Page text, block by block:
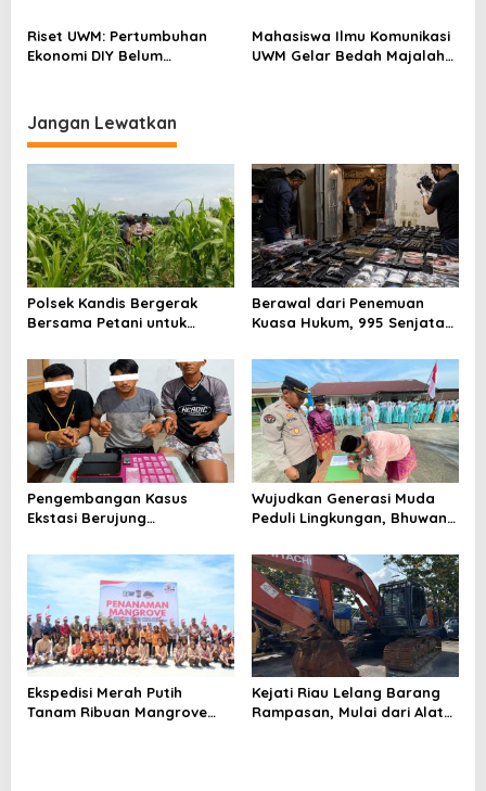
Pemasaran Digital
Riset UWM: Pertumbuhan
Ekonomi DIY Belum
Mahasiswa Ilmu Komunikasi
UWM Gelar Bedah Majalah
Jangan Lewatkan
Polsek Kandis Bergerak
Bersama Petani untuk
Pastikan Tanaman Jagung
Tumbuh Subur
Berawal dari Penemuan
Kuasa Hukum, 995 Senjata
Tertutup Sekolah
Pengembangan Kasus
Ekstasi Berujung
Mandau, Polisi Sita 23 Paket
Sabu
Wujudkan Generasi Muda
Peduli Lingkungan, Bhuwana
Dikukuhkan
Ekspedisi Merah Putih
Tanam Ribuan Mangrove
Kejati Riau Lelang Barang
Rampasan, Mulai dari Alat